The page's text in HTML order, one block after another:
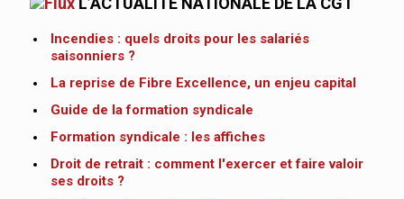
Incendies : quels droits pour les salariés
saisonniers ?
La reprise de Fibre Excellence, un enjeu capital
Guide de la formation syndicale
Formation syndicale : les affiches
Droit de retrait : comment l'exercer et faire valoir
ses droits ?